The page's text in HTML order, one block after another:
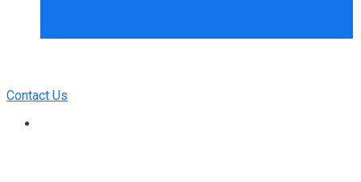
Contact Us